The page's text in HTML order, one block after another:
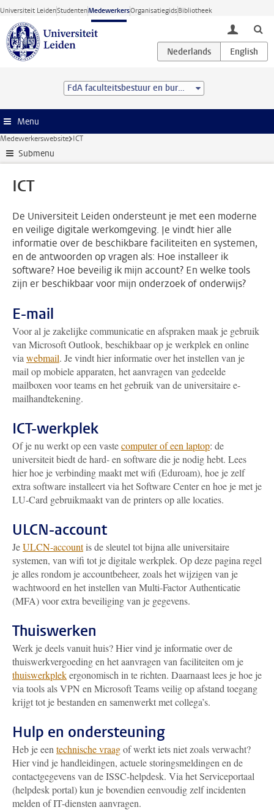
Ga direct naar de inhoud
Universiteit LeidenStudentenMedewerkersOrganisatiegidsBibliotheek
toggle
FdA faculteitsbestuur en bureau
Menu
Medewerkerswebsite ICT
Submenu
ICT
De Universiteit Leiden ondersteunt je met een moderne
en veilige digitale werkomgeving. Je vindt hier alle
informatie over de beschikbare faciliteiten en systemen,
en de antwoorden op vragen als: Hoe installeer ik
software? Hoe beveilig ik mijn account? En welke tools
zijn er beschikbaar voor mijn onderzoek of onderwijs?
E-mail
Voor al je zakelijke communicatie en afspraken maak je gebruik
van Microsoft Outlook, beschikbaar op je werkplek en online
via webmail. Je vindt hier informatie over het instellen van je
mail op mobiele apparaten, het aanvragen van gedeelde
mailboxen voor teams en het gebruik van de universitaire e-
mailhandtekening.
ICT-werkplek
Of je nu werkt op een vastecomputer of een laptop: de
universiteit biedt de hard- en software die je nodig hebt. Lees
hier hoe je verbinding maakt met wifi (Eduroam), hoe je zelf
extra software installeert via het Software Center en hoe je met je
LU-Card gebruikmaakt van de printers op alle locaties.
ULCN-account
JeULCN-accountis de sleutel tot bijna alle universitaire
systemen, van wifi tot je digitale werkplek. Op deze pagina regel
je alles rondom je accountbeheer, zoals het wijzigen van je
wachtwoord en het instellen van Multi-Factor Authenticatie
(MFA) voor extra beveiliging van je gegevens.
Thuiswerken
Werk je deels vanuit huis? Hier vind je informatie over de
thuiswerkvergoeding en het aanvragen van faciliteiten om je
thuiswerkplekergonomisch in te richten. Daarnaast lees je hoe je
via tools als VPN en Microsoft Teams veilig op afstand toegang
krijgt tot je bestanden en samenwerkt met collega’s.
Hulp en ondersteuning
Heb je een technische vraagof werkt iets niet zoals verwacht?
Hier vind je handleidingen, actuele storingsmeldingen en de
contactgegevens van de ISSC-helpdesk. Via het Serviceportaal
(helpdesk portal) kun je bovendien eenvoudig zelf incidenten
melden of IT-diensten aanvragen.